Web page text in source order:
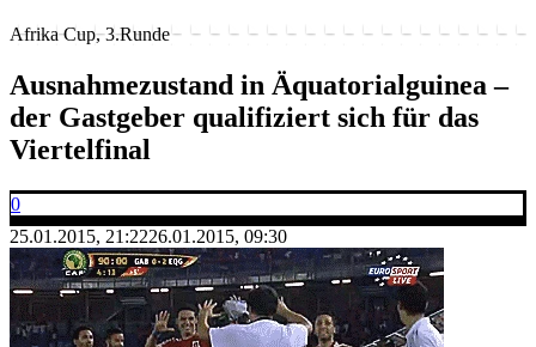
Afrika Cup, 3.Runde
Ausnahmezustand in Äquatorialguinea –
der Gastgeber qualifiziert sich für das
Viertelfinal
0
25.01.2015, 21:2226.01.2015, 09:30